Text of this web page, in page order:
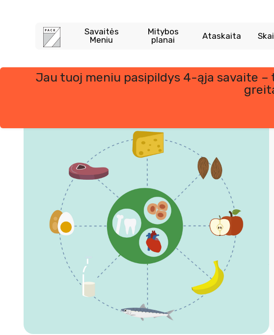
Savaitės
Meniu
Mitybos
planai
Ataskaita
Jau tuoj meniu pasipildys 4-ąja savaite –